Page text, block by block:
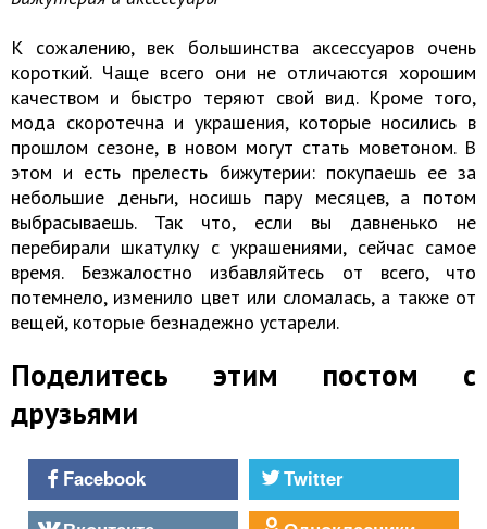
К сожалению, век большинства аксессуаров очень
короткий. Чаще всего они не отличаются хорошим
качеством и быстро теряют свой вид. Кроме того,
мода скоротечна и украшения, которые носились в
прошлом сезоне, в новом могут стать моветоном. В
этом и есть прелесть бижутерии: покупаешь ее за
небольшие деньги, носишь пару месяцев, а потом
выбрасываешь. Так что, если вы давненько не
перебирали шкатулку с украшениями, сейчас самое
время. Безжалостно избавляйтесь от всего, что
потемнело, изменило цвет или сломалась, а также от
вещей, которые безнадежно устарели.
Поделитесь этим постом с
друзьями
Facebook
Twitter